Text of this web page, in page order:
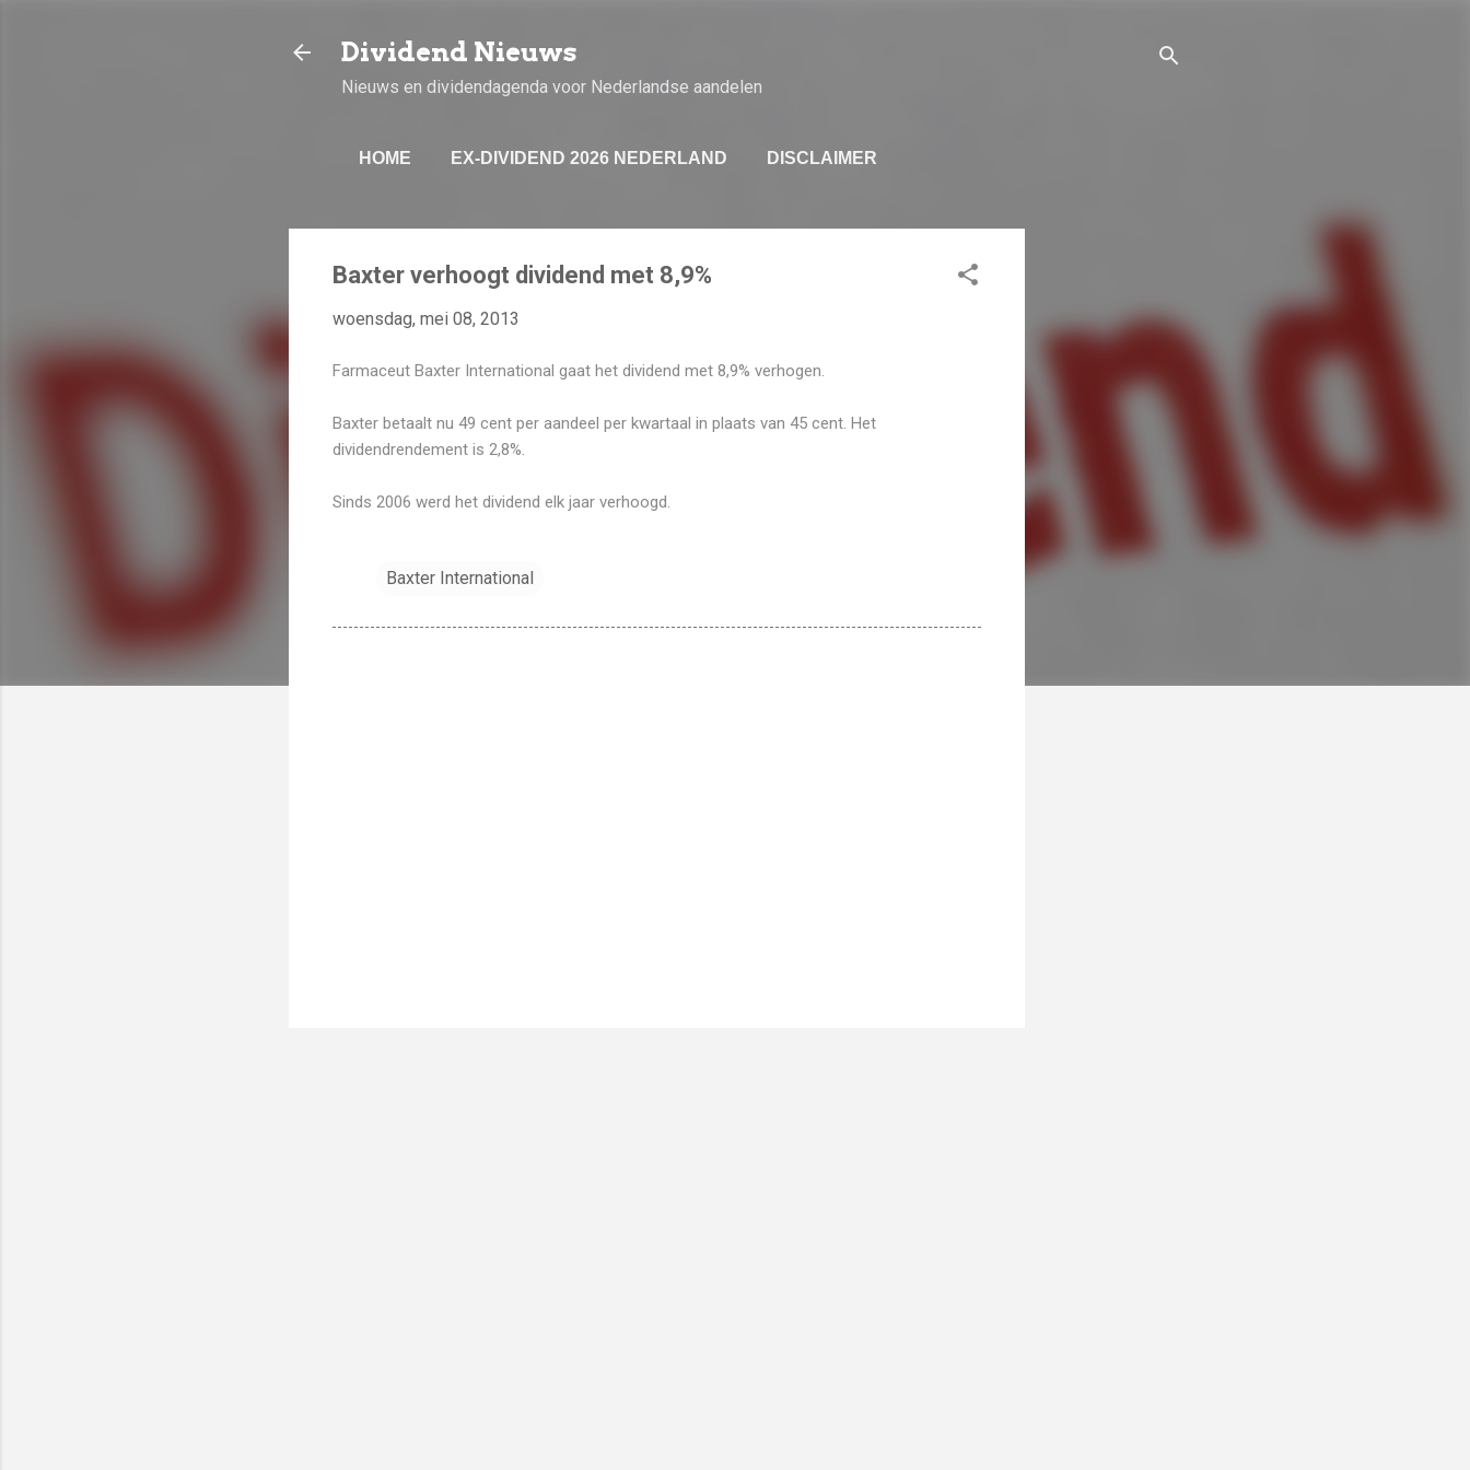
Dividend Nieuws
Nieuws en dividendagenda voor Nederlandse aandelen
HOME EX-DIVIDEND 2026 NEDERLAND DISCLAIMER
Baxter verhoogt dividend met 8,9%
woensdag, mei 08, 2013
Farmaceut Baxter International gaat het dividend met 8,9% verhogen.
Baxter betaalt nu 49 cent per aandeel per kwartaal in plaats van 45 cent. Het
dividendrendement is 2,8%.
Sinds 2006 werd het dividend elk jaar verhoogd.
Baxter International